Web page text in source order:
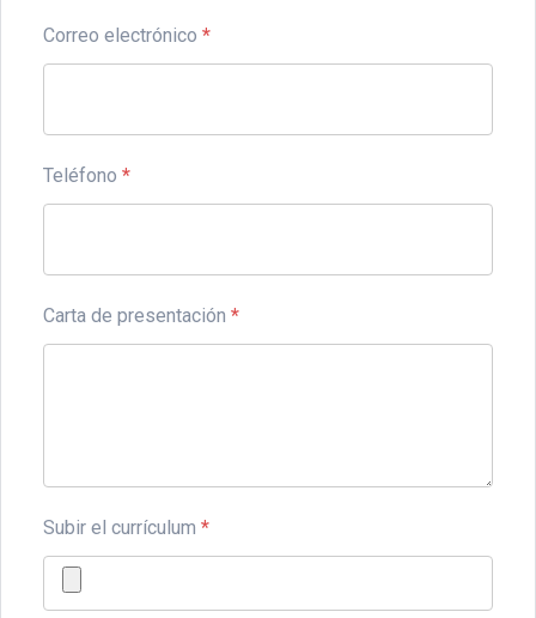
Correo electrónico *
Teléfono *
Carta de presentación *
Subir el currículum *